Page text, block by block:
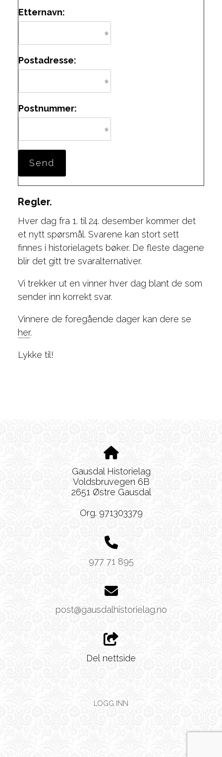
Etternavn:
Postadresse:
Postnummer:
Regler.
Hver dag fra 1. til 24. desember kommer det
et nytt spørsmål. Svarene kan stort sett
finnes i historielagets bøker. De fleste dagene
blir det gitt tre svaralternativer.
Vi trekker ut en vinner hver dag blant de som
sender inn korrekt svar.
Vinnere de foregående dager kan dere se
her.
Lykke til!
Gausdal Historielag
Voldsbruvegen 6B
2651 Østre Gausdal
Org. 971303379
977 71 895
post@gausdalhistorielag.no
Del nettside
LOGG INN